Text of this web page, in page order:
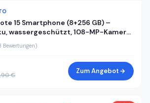
15 Smartphone (8+256 GB) –
wassergeschützt, 108-MP-Kamera,
Gletscherblau, 2 Jahre Garantie
Bewertungen)
€ Zum Angebot